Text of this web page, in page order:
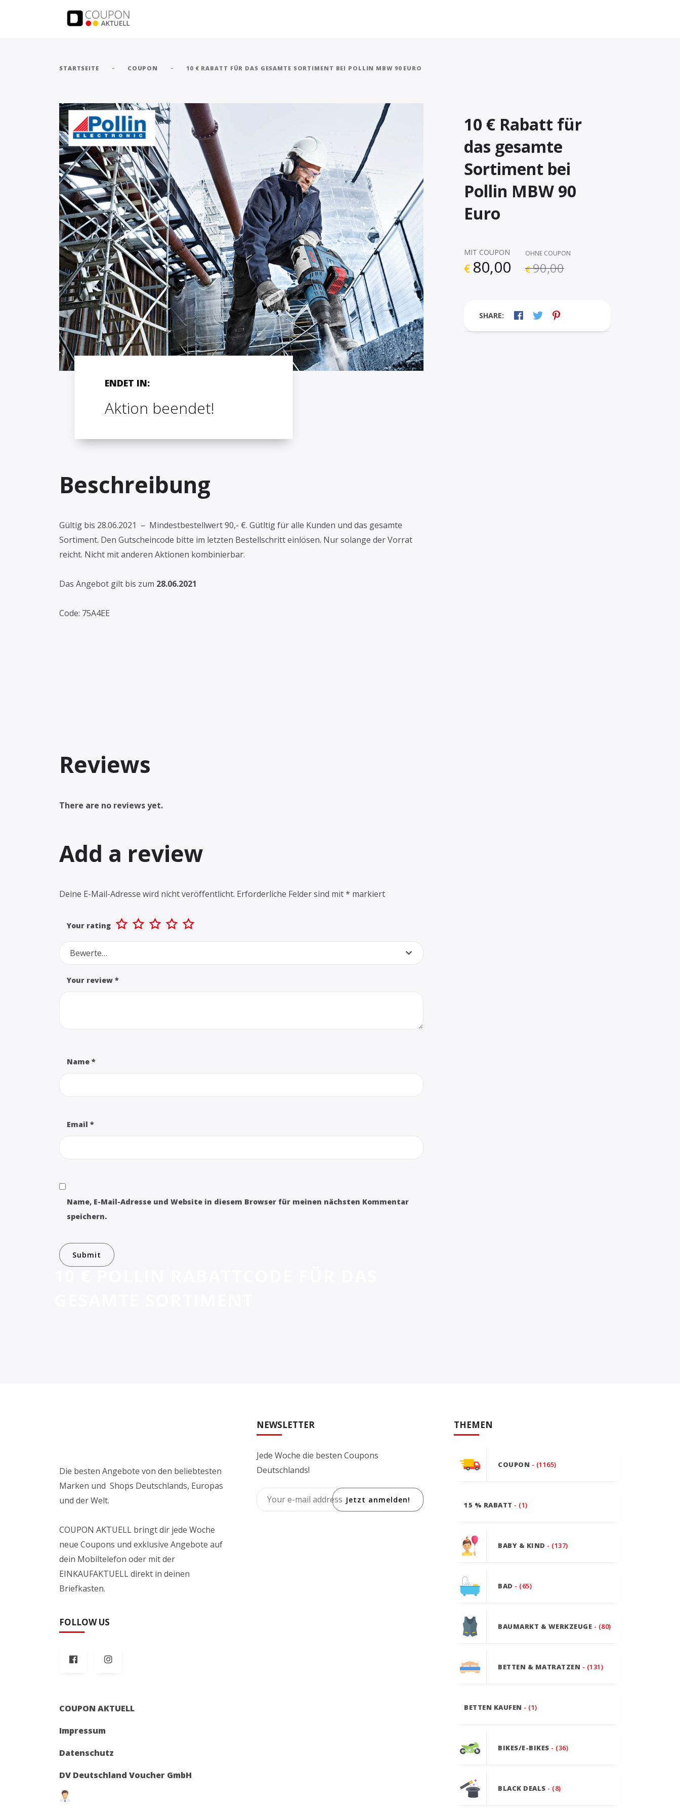
STARTSEITE - COUPON - 10 € RABATT FÜR DAS GESAMTE SORTIMENT BEI POLLIN MBW 90 EURO
10 € Rabatt für
das gesamte
Sortiment bei
Pollin MBW 90
Euro
MIT COUPON
€ 80,00
OHNE COUPON
€ 90,00
SHARE:
ENDET IN:
Aktion beendet!
Beschreibung
Gültig bis 28.06.2021 – Mindestbestellwert 90,- €. Gütltig für alle Kunden und das gesamte
Sortiment. Den Gutscheincode bitte im letzten Bestellschritt einlösen. Nur solange der Vorrat
reicht. Nicht mit anderen Aktionen kombinierbar.
Das Angebot gilt bis zum 28.06.2021
Code: 75A4EE
Reviews
There are no reviews yet.
Add a review
Deine E-Mail-Adresse wird nicht veröffentlicht. Erforderliche Felder sind mit* markiert
Your rating
Bewerte…
Your review *
Name *
Email *
Name, E-Mail-Adresse und Website in diesem Browser für meinen nächsten Kommentar
speichern.
Die besten Angebote von den beliebtesten
Marken und Shops Deutschlands, Europas
und der Welt.
COUPON AKTUELL bringt dir jede Woche
neue Coupons und exklusive Angebote auf
dein Mobiltelefon oder mit der
EINKAUFAKTUELL direkt in deinen
Briefkasten.
FOLLOW US
COUPON AKTUELL
Impressum
Datenschutz
DV Deutschland Voucher GmbH
NEWSLETTER
Jede Woche die besten Coupons
Deutschlands!
Jetzt anmelden!
THEMEN
COUPON - (1165)
15 % RABATT - (1)
BABY & KIND - (137)
BAD - (65)
BAUMARKT & WERKZEUGE - (80)
BETTEN & MATRATZEN - (131)
BETTEN KAUFEN - (1)
BIKES/E-BIKES - (36)
BLACK DEALS - (8)